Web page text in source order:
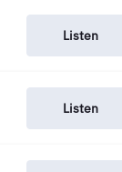
Listen
Listen